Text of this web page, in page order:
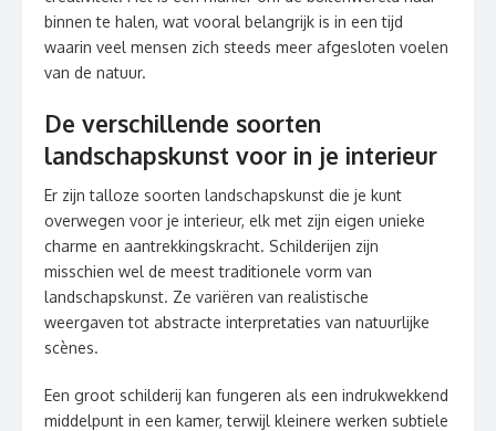
binnen te halen, wat vooral belangrijk is in een tijd
waarin veel mensen zich steeds meer afgesloten voelen
van de natuur.
De verschillende soorten
landschapskunst voor in je interieur
Er zijn talloze soorten landschapskunst die je kunt
overwegen voor je interieur, elk met zijn eigen unieke
charme en aantrekkingskracht. Schilderijen zijn
misschien wel de meest traditionele vorm van
landschapskunst. Ze variëren van realistische
weergaven tot abstracte interpretaties van natuurlijke
scènes.
Een groot schilderij kan fungeren als een indrukwekkend
middelpunt in een kamer, terwijl kleinere werken subtiele